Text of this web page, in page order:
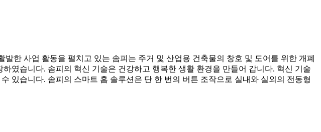
한 사업 활동을 펼치고 있는 솜피는 주거 및 산업용 건축물의 창호 및 도어를 위한 개폐
였습니다. 솜피의 혁신 기술은 건강하고 행복한 생활 환경을 만들어 갑니다. 혁신 기술
있습니다. 솜피의 스마트 홈 솔루션은 단 한 번의 버튼 조작으로 실내와 실외의 전동형